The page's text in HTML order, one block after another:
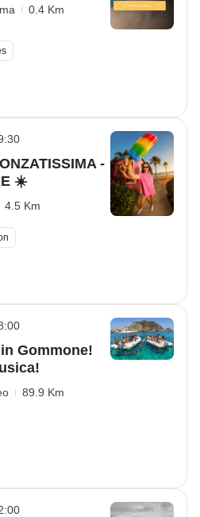
0.4 Km
-
☀️
4.5 Km
Gommone!
89.9 Km